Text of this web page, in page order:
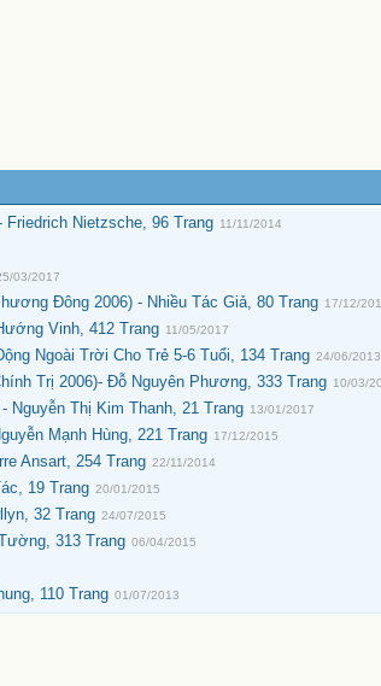
Nietzsche, 96 Trang 11/11/2014
03/2017
Đông 2006) - Nhiều Tác Giả, 80 Trang 17/12/
Vinh, 412 Trang 11/05/2017
Ngoài Trời Cho Trẻ 5-6 Tuổi, 134 Trang 24/06/2013
Trị 2006)- Đỗ Nguyên Phương, 333 Trang 10/03/
Nguyễn Thị Kim Thanh, 21 Trang 13/01/2017
Mạnh Hùng, 221 Trang 17/12/2015
Ansart, 254 Trang 22/11/2014
19 Trang 20/01/2015
32 Trang 24/07/2015
313 Trang 06/04/2015
110 Trang 01/07/2013